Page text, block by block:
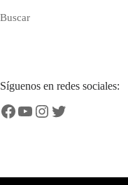
Buscar
Síguenos en redes sociales:
Facebook
YouTube
Instagram
Twitter